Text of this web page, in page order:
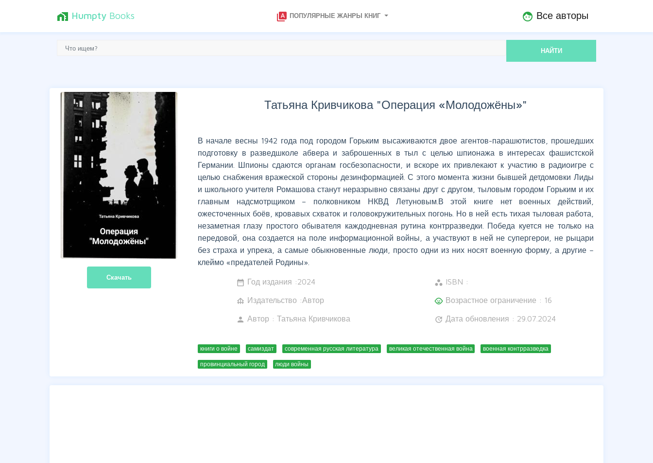
home_work Humpty Books type_specimen ПОПУЛЯРНЫЕ ЖАНРЫ КНИГ face Все авторы
НАЙТИ
Скачать
Татьяна Кривчикова "Операция «Молодожёны»"
В начале весны 1942 года под городом Горьким высаживаются двое агентов-парашютистов, прошедших
подготовку в разведшколе абвера и заброшенных в тыл с целью шпионажа в интересах фашистской
Германии. Шпионы сдаются органам госбезопасности, и вскоре их привлекают к участию в радиоигре с
целью снабжения вражеской стороны дезинформацией. С этого момента жизни бывшей детдомовки Лиды
и школьного учителя Ромашова станут неразрывно связаны друг с другом, тыловым городом Горьким и их
главным надсмотрщиком – полковником НКВД Летуновым.В этой книге нет военных действий,
ожесточенных боёв, кровавых схваток и головокружительных погонь. Но в ней есть тихая тыловая работа,
незаметная глазу простого обывателя каждодневная рутина контрразведки. Победа куется не только на
передовой, она создается на поле информационной войны, а участвуют в ней не супергерои, не рыцари
без страха и упрека, а самые обыкновенные люди, просто одни из них носят военную форму, а другие –
клеймо «предателей Родины».
date_range Год издания :2024
foundation Издательство :Автор
person Автор : Татьяна Кривчикова
workspaces ISBN :
child_careВозрастное ограничение : 16
update Дата обновления : 29.07.2024
книги о войне самиздат современная русская литература великая отечественная война военная контрразведка
провинциальный город люди войны